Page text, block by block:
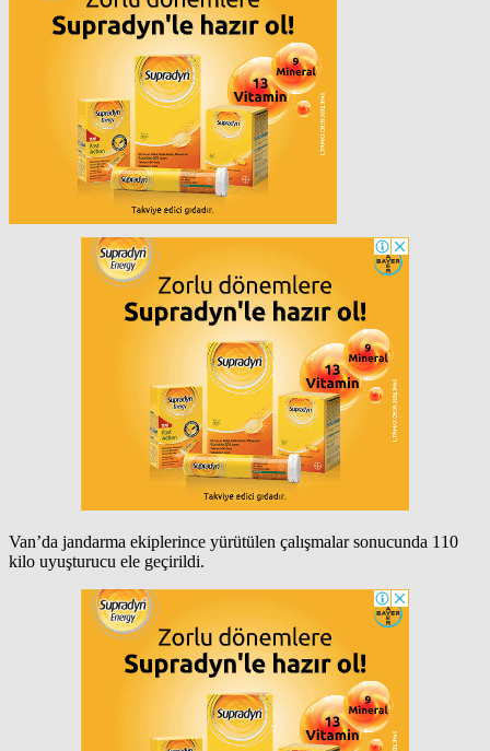
Van’da jandarma ekiplerince yürütülen çalışmalar sonucunda 110
kilo uyuşturucu ele geçirildi.